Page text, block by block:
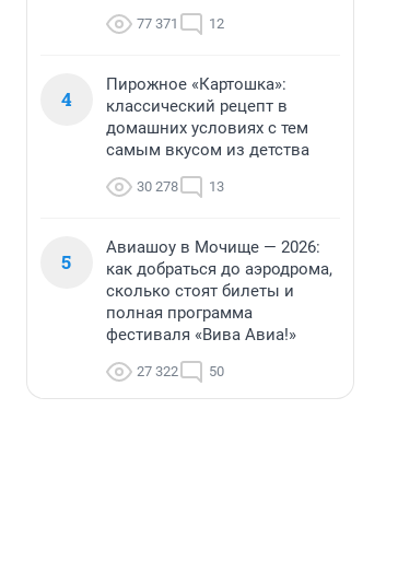
77 371 12
4
Пирожное «Картошка»:
классический рецепт в
домашних условиях с тем
самым вкусом из детства
30 278 13
5
Авиашоу в Мочище — 2026:
как добраться до аэродрома,
сколько стоят билеты и
полная программа
фестиваля «Вива Авиа!»
27 322 50